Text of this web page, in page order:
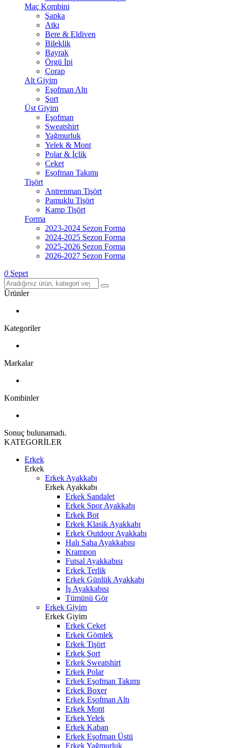
Maç Kombini
Şapka
Atkı
Bere & Eldiven
Bileklik
Bayrak
Örgü İpi
Çorap
Alt Giyim
Eşofman Altı
Şort
Üst Giyim
Eşofman
Sweatshirt
Yağmurluk
Yelek & Mont
Polar & İçlik
Ceket
Eşofman Takımı
Tişört
Antrenman Tişört
Pamuklu Tişört
Kamp Tişört
Forma
2023-2024 Sezon Forma
2024-2025 Sezon Forma
2025-2026 Sezon Forma
2026-2027 Sezon Forma
0 Sepet
Ürünler
Kategoriler
Markalar
Kombinler
Sonuç bulunamadı.
KATEGORİLER
Erkek
Erkek
Erkek Ayakkabı
Erkek Ayakkabı
Erkek Sandalet
Erkek Spor Ayakkabı
Erkek Bot
Erkek Klasik Ayakkabı
Erkek Outdoor Ayakkabı
Halı Saha Ayakkabısı
Krampon
Futsal Ayakkabısı
Erkek Terlik
Erkek Günlük Ayakkabı
İş Ayakkabısı
Tümünü Gör
Erkek Giyim
Erkek Giyim
Erkek Ceket
Erkek Gömlek
Erkek Tişört
Erkek Şort
Erkek Sweatshirt
Erkek Polar
Erkek Eşofman Takımı
Erkek Boxer
Erkek Eşofman Altı
Erkek Mont
Erkek Yelek
Erkek Kaban
Erkek Eşofman Üstü
Erkek Yağmurluk